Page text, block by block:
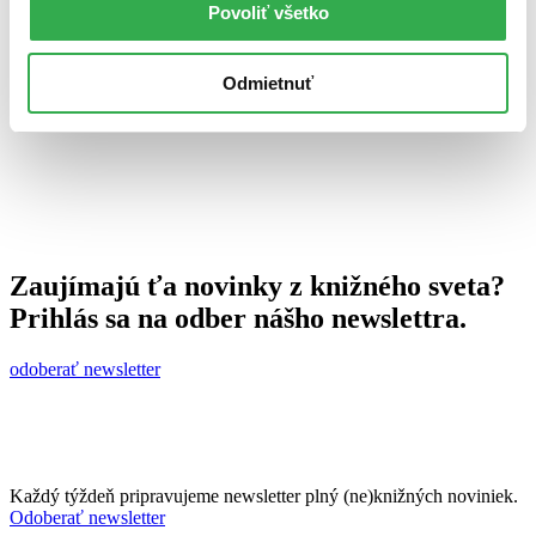
Povoliť všetko
Odmietnuť
6. mája 2014
Zaujímajú ťa novinky z knižného sveta?
Prihlás sa na odber nášho newslettra.
odoberať newsletter
Každý týždeň pripravujeme newsletter plný (ne)knižných noviniek.
Odoberať newsletter